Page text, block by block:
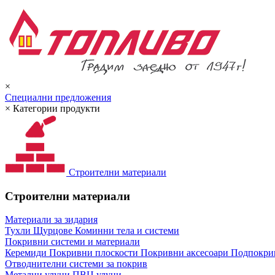
×
Специални предложения
× Категории продукти
Строителни материали
Строителни материали
Материали за зидария
Тухли Щурцове Коминни тела и системи
Покривни системи и материали
Керемиди Покривни плоскости Покривни аксесоари
Отводнителни системи за покрив